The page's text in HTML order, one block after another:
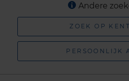
Andere
ZOEK OP
PERSOONLIJK